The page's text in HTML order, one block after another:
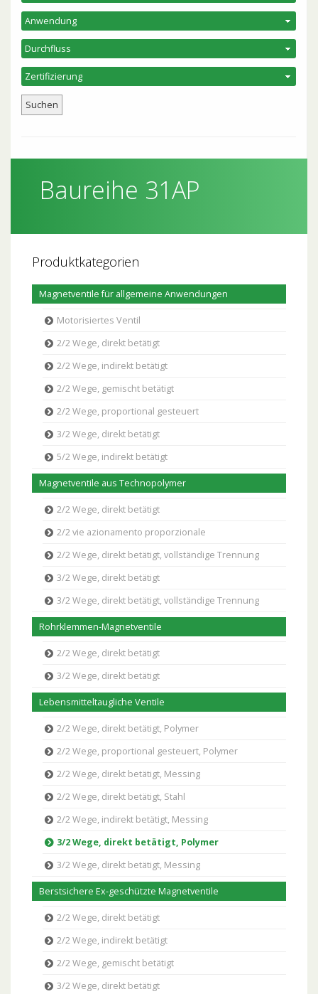
Baureihe 31AP
Produktkategorien
Magnetventile für allgemeine Anwendungen
Motorisiertes Ventil
2/2 Wege, direkt betätigt
2/2 Wege, indirekt betätigt
2/2 Wege, gemischt betätigt
2/2 Wege, proportional gesteuert
3/2 Wege, direkt betätigt
5/2 Wege, indirekt betätigt
Magnetventile aus Technopolymer
2/2 Wege, direkt betätigt
2/2 vie azionamento proporzionale
2/2 Wege, direkt betätigt, vollständige Trennung
3/2 Wege, direkt betätigt
3/2 Wege, direkt betätigt, vollständige Trennung
Rohrklemmen-Magnetventile
2/2 Wege, direkt betätigt
3/2 Wege, direkt betätigt
Lebensmitteltaugliche Ventile
2/2 Wege, direkt betätigt, Polymer
2/2 Wege, proportional gesteuert, Polymer
2/2 Wege, direkt betätigt, Messing
2/2 Wege, direkt betätigt, Stahl
2/2 Wege, indirekt betätigt, Messing
3/2 Wege, direkt betätigt, Polymer
3/2 Wege, direkt betätigt, Messing
Berstsichere Ex-geschützte Magnetventile
2/2 Wege, direkt betätigt
2/2 Wege, indirekt betätigt
2/2 Wege, gemischt betätigt
3/2 Wege, direkt betätigt